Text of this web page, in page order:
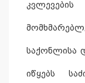
საქონლისა
იწყებს